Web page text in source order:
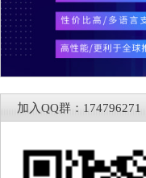
加入QQ群：174796271